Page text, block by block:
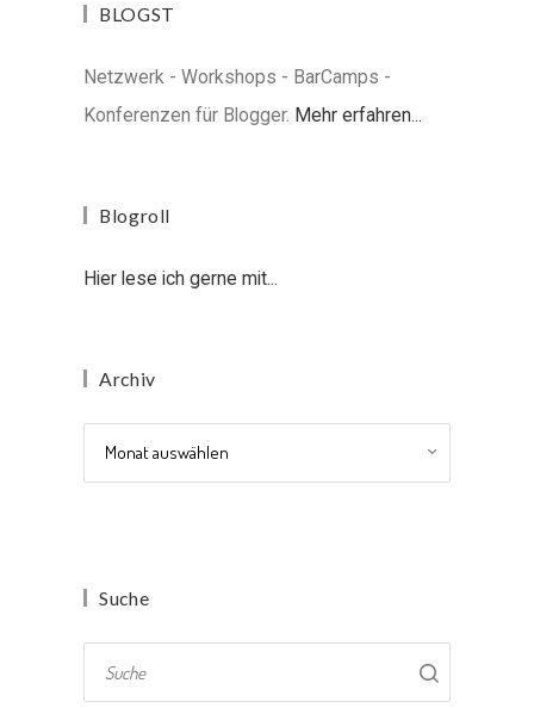
BLOGST
Netzwerk - Workshops - BarCamps -
Konferenzen für Blogger. Mehr erfahren...
Blogroll
Hier lese ich gerne mit...
Archiv
Suche